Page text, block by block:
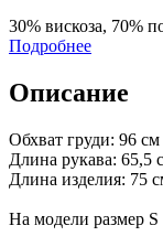
30% вискоза, 70%
Подробнее
Описание
Обхват груди: 96
Длина рукава: 65,5
Длина изделия: 75
На модели размер S